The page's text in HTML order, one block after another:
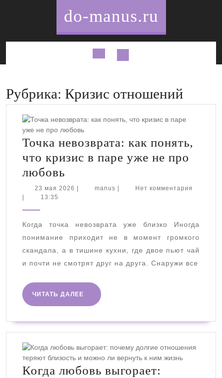
do-manus.ru
Кнопка
Рубрика: Кризис отношений
Точка невозврата: как понять,
что кризис в паре уже не про
любовь
невозврата:
что
кризис
в
уже
не
про
любовь
23 мая 2026 23
manus manusНет комментария
13:35
Когда точка невозврата уже близко Иногда
понимание приходит не в момент громкого
скандала, а в тишине кухни, где двое пьют чай
и почти не смотрят друг на друга. Снаружи все
ЧИТАТЬ ДАЛЕЕ
ЧИТАТЬ
ДАЛЕЕ
Когда любовь выгорает: